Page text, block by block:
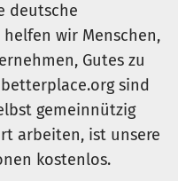
können, für Proben
oder um die
anbieten zu
Der Chor
von den
zugänglich bleiben.
deutsche
wir Menschen,
Gutes zu
sind
gemeinnützig
arbeiten, ist unsere
kostenlos.